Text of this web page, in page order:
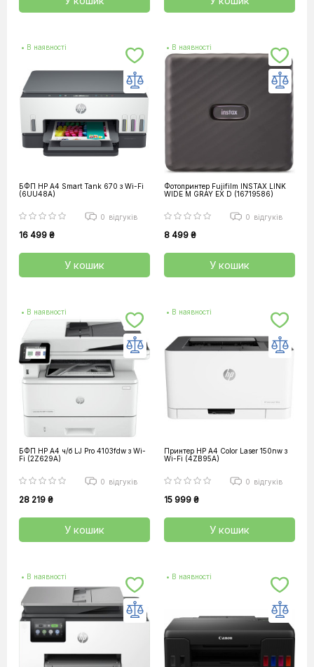
• В наявності
БФП HP A4 Smart Tank 670 з Wi-Fi
(6UU48A)
0 відгуків
16 499 ₴
У кошик
• В наявності
Фотопринтер Fujifilm INSTAX LINK
WIDE M GRAY EX D (16719586)
0 відгуків
8 499 ₴
У кошик
• В наявності
БФП HP А4 ч/б LJ Pro 4103fdw з Wi-
Fi (2Z629A)
0 відгуків
28 219 ₴
У кошик
• В наявності
Принтер HP А4 Color Laser 150nw з
Wi-Fi (4ZB95A)
0 відгуків
15 999 ₴
У кошик
• В наявності • В наявності